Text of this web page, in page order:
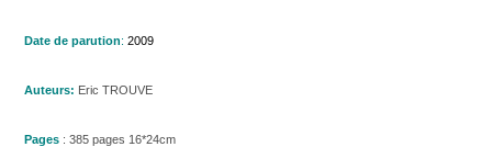
Date de parution: 2009
Auteurs: Eric TROUVE
Pages : 385 pages 16*24cm